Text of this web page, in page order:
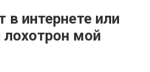
интернете или
мой